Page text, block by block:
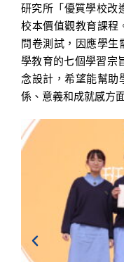
研究所「優質學校改
校本價值觀教育課程
問卷測試，因應學生
學教育的七個學習宗
念設計，希望能幫助
係、意義和成就感方